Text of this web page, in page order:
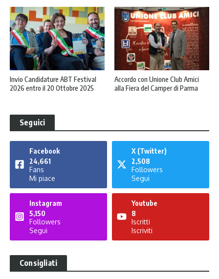
Invio Candidature ABT Festival
2026 entro il 20 Ottobre 2025
Accordo con Unione Club Amici
alla Fiera del Camper di Parma
Seguici
Facebook
24,661
Fans
Mi piace
X (Twitter)
2,508
Followers
Segui
Instagram
5,150
Followers
Segui
Youtube
8
Iscritti
Iscriviti
Consigliati